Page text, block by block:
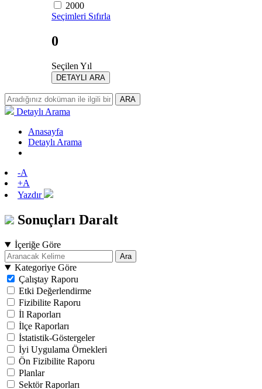
2000
Seçimleri Sıfırla
0
Seçilen Yıl
DETAYLI ARA
ARA
Detaylı Arama
Anasayfa
Detaylı Arama
-A
+A
Yazdır
Sonuçları Daralt
İçeriğe Göre
Ara
Kategoriye Göre
Çalıştay Raporu
Etki Değerlendirme
Fizibilite Raporu
İl Raporları
İlçe Raporları
İstatistik-Göstergeler
İyi Uygulama Örnekleri
Ön Fizibilite Raporu
Planlar
Sektör Raporları